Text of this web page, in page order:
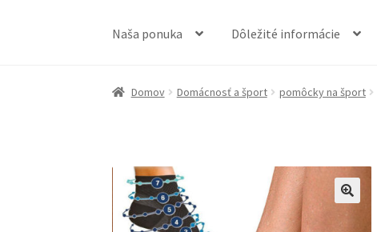
Naša ponuka Dôležité informácie
Domov Domácnosť a šport pomôcky na šport